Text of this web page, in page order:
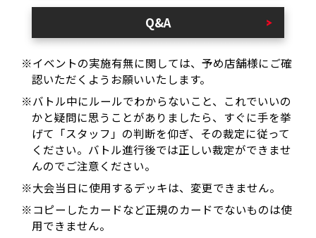
Q&A
※イベントの実施有無に関しては、予め店舗様にご確
認いただくようお願いいたします。
※バトル中にルールでわからないこと、これでいいの
かと疑問に思うことがありましたら、すぐに手を挙
げて「スタッフ」の判断を仰ぎ、その裁定に従って
ください。バトル進行後では正しい裁定ができませ
んのでご注意ください。
※大会当日に使用するデッキは、変更できません。
※コピーしたカードなど正規のカードでないものは使
用できません。